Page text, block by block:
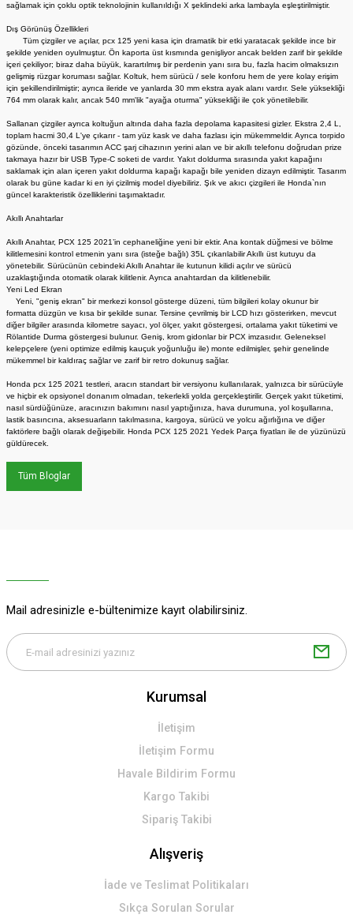
sağlamak için çoklu optik teknolojinin kullanıldığı X şeklindeki arka lambayla eşleştirilmiştir.
Dış Görünüş Özellikleri
Tüm çizgiler ve açılar, pcx 125 yeni kasa için dramatik bir etki yaratacak şekilde ince bir
şekilde yeniden oyulmuştur. Ön kaporta üst kısmında genişliyor ancak belden zarif bir şekilde
içeri çekiliyor; biraz daha büyük, karartılmış bir perdenin yanı sıra bu, fazla hacim olmaksızın
gelişmiş rüzgar koruması sağlar. Koltuk, hem sürücü / sele konforu hem de yere kolay erişim
için şekillendirilmiştir; ayrıca ileride ve yanlarda 30 mm ekstra ayak alanı vardır. Sele yüksekliği
764 mm olarak kalır, ancak 540 mm'lik "ayağa oturma" yüksekliği ile çok yönetilebilir.
Sallanan çizgiler ayrıca koltuğun altında daha fazla depolama kapasitesi gizler. Ekstra 2,4 L,
toplam hacmi 30,4 L'ye çıkarır - tam yüz kask ve daha fazlası için mükemmeldir. Ayrıca torpido
gözünde, önceki tasarımın ACC şarj cihazının yerini alan ve bir akıllı telefonu doğrudan prize
takmaya hazır bir USB Type-C soketi de vardır. Yakıt doldurma sırasında yakıt kapağını
saklamak için alan içeren yakıt doldurma kapağı kapağı bile yeniden dizayn edilmiştir. Tasarım
olarak bu güne kadar ki en iyi çizilmiş model diyebiliriz. Şık ve akıcı çizgileri ile Honda`nın
güncel karakteristik özelliklerini taşımaktadır.
Akıllı Anahtarlar
Akıllı Anahtar, PCX 125 2021’in cephaneliğine yeni bir ektir. Ana kontak düğmesi ve bölme
kilitlemesini kontrol etmenin yanı sıra (isteğe bağlı) 35L çıkarılabilir Akıllı üst kutuyu da
yönetebilir. Sürücünün cebindeki Akıllı Anahtar ile kutunun kilidi açılır ve sürücü
uzaklaştığında otomatik olarak kilitlenir. Ayrıca anahtardan da kilitlenebilir.
Yeni Led Ekran
Yeni, "geniş ekran" bir merkezi konsol gösterge düzeni, tüm bilgileri kolay okunur bir
formatta düzgün ve kısa bir şekilde sunar. Tersine çevrilmiş bir LCD hızı gösterirken, mevcut
diğer bilgiler arasında kilometre sayacı, yol ölçer, yakıt göstergesi, ortalama yakıt tüketimi ve
Rölantide Durma göstergesi bulunur. Geniş, krom gidonlar bir PCX imzasıdır. Geleneksel
kelepçelere (yeni optimize edilmiş kauçuk yoğunluğu ile) monte edilmişler, şehir genelinde
mükemmel bir kaldıraç sağlar ve zarif bir retro dokunuş sağlar.
Honda pcx 125 2021 testleri, aracın standart bir versiyonu kullanılarak, yalnızca bir sürücüyle
ve hiçbir ek opsiyonel donanım olmadan, tekerlekli yolda gerçekleştirilir. Gerçek yakıt tüketimi,
nasıl sürdüğünüze, aracınızın bakımını nasıl yaptığınıza, hava durumuna, yol koşullarına,
lastik basıncına, aksesuarların takılmasına, kargoya, sürücü ve yolcu ağırlığına ve diğer
faktörlere bağlı olarak değişebilir. Honda PCX 125 2021 Yedek Parça fiyatları ile de yüzünüzü
güldürecek.
Tüm Bloglar
Mail adresinizle e-bültenimize kayıt olabilirsiniz.
Kurumsal
İletişim
İletişim Formu
Havale Bildirim Formu
Kargo Takibi
Sipariş Takibi
Alışveriş
İade ve Teslimat Politikaları
Sıkça Sorulan Sorular